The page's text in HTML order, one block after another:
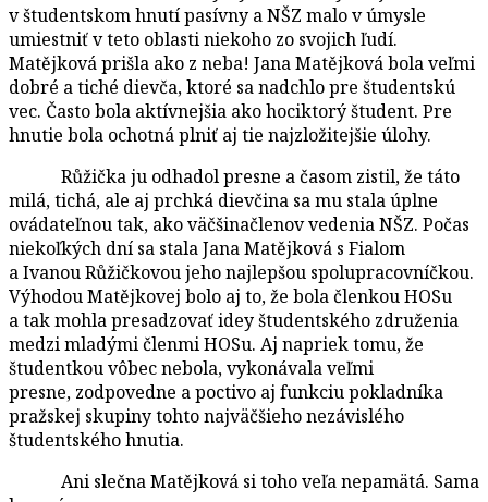
v študentskom hnutí pasívny a NŠZ malo v úmysle
umiestniť v teto oblasti niekoho zo svojich ľudí.
Matějková prišla ako z neba! Jana Matějková bola veľmi
dobré a tiché dievča, ktoré sa nadchlo pre študentskú
vec. Často bola aktívnejšia ako hociktorý študent. Pre
hnutie bola ochotná plniť aj tie najzložitejšie úlohy.
Růžička ju odhadol presne a časom zistil, že táto
milá, tichá, ale aj prchká dievčina sa mu stala úplne
ovádateľnou tak, ako väčšinačlenov vedenia NŠZ. Počas
niekoľkých dní sa stala Jana Matějková s Fialom
a Ivanou Růžičkovou jeho najlepšou spolupracovníčkou.
Výhodou Matějkovej bolo aj to, že bola členkou HOSu
a tak mohla presadzovať idey študentského združenia
medzi mladými členmi HOSu. Aj napriek tomu, že
študentkou vôbec nebola, vykonávala veľmi
presne, zodpovedne a poctivo aj funkciu pokladníka
pražskej skupiny tohto najväčšieho nezávislého
študentského hnutia.
Ani slečna Matějková si toho veľa nepamätá. Sama